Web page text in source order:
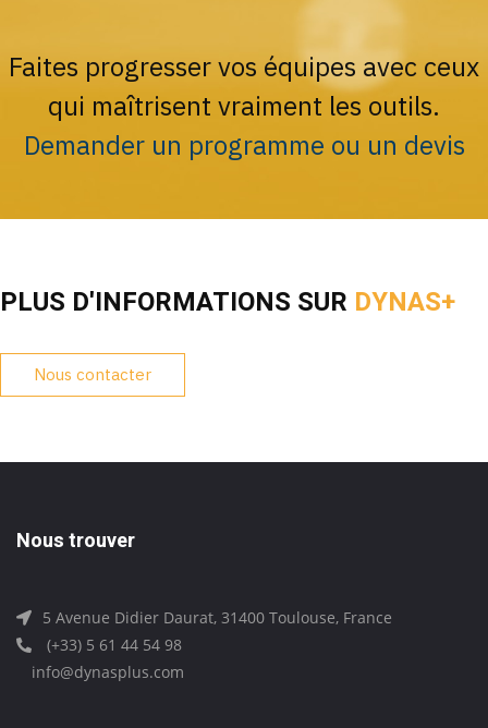
Faites progresser vos équipes avec ceux
qui maîtrisent vraiment les outils.
Demander un programme ou un devis
PLUS D'INFORMATIONS SUR DYNAS+
Nous contacter
Nous trouver
5 Avenue Didier Daurat, 31400 Toulouse, France
(+33) 5 61 44 54 98
info@dynasplus.com